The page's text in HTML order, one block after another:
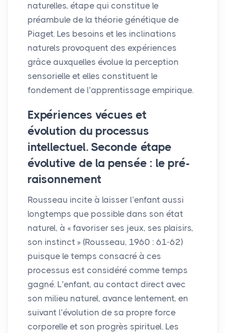
naturelles, étape qui constitue le
préambule de la théorie génétique de
Piaget. Les besoins et les inclinations
naturels provoquent des expériences
grâce auxquelles évolue la perception
sensorielle et elles constituent le
fondement de l’apprentissage empirique.
Expériences vécues et
évolution du processus
intellectuel. Seconde étape
évolutive de la pensée : le pré-
raisonnement
Rousseau incite à laisser l’enfant aussi
longtemps que possible dans son état
naturel, à « favoriser ses jeux, ses plaisirs,
son instinct » (Rousseau, 1960 : 61-62)
puisque le temps consacré à ces
processus est considéré comme temps
gagné. L’enfant, au contact direct avec
son milieu naturel, avance lentement, en
suivant l’évolution de sa propre force
corporelle et son progrès spirituel. Les